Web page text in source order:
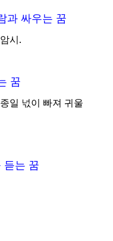
과 싸우는 꿈
시.
꿈
일 넋이 빠져 귀울
듣는 꿈